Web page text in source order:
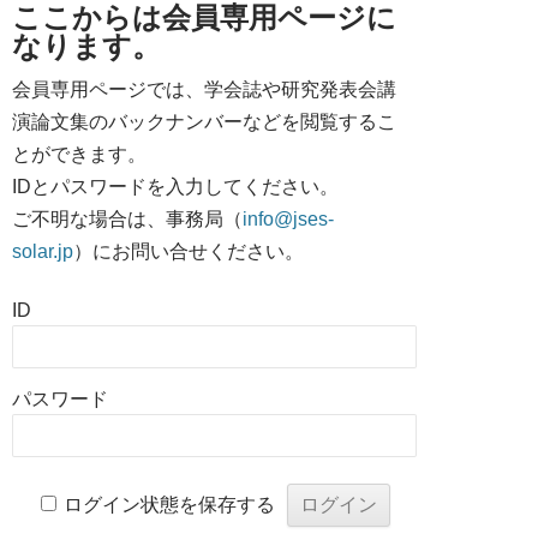
ここからは会員専用ページに
なります。
会員専用ページでは、学会誌や研究発表会講
演論文集のバックナンバーなどを閲覧するこ
とができます。
IDとパスワードを入力してください。
ご不明な場合は、事務局（info@jses-
solar.jp）にお問い合せください。
ID
パスワード
ログイン状態を保存する